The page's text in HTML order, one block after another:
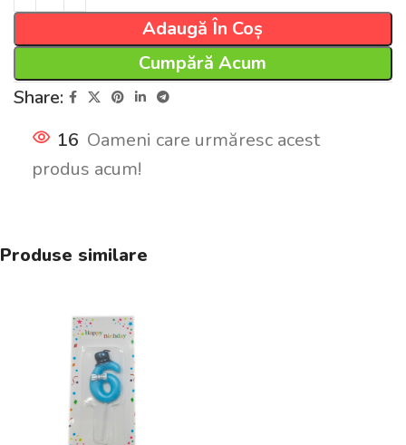
Adaugă În Coș
Cumpără Acum
Share:
16 Oameni care urmăresc acest
produs acum!
Produse similare